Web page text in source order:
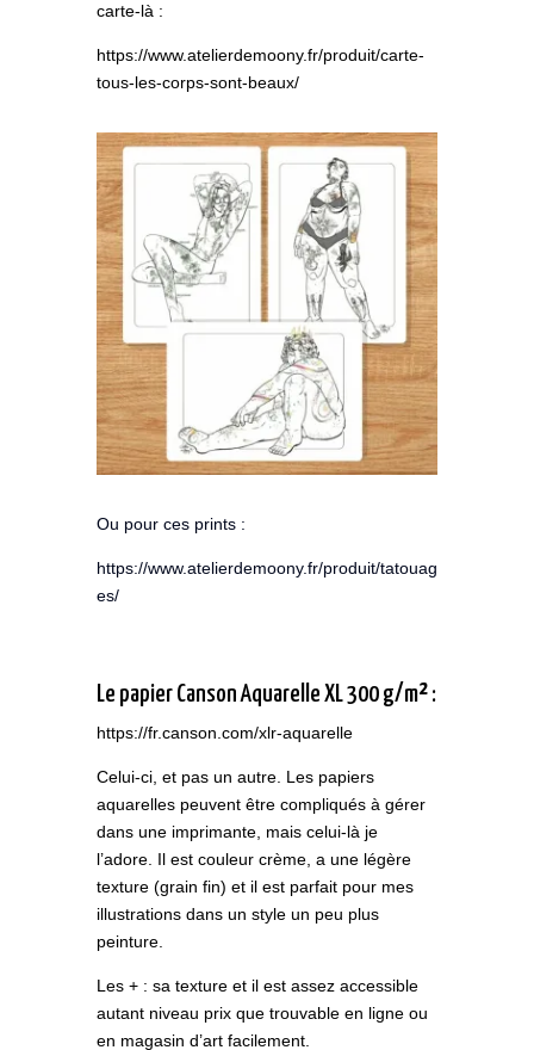
carte-là :
https://www.atelierdemoony.fr/produit/carte-
tous-les-corps-sont-beaux/
Ou pour ces prints :
https://www.atelierdemoony.fr/produit/tatouag
es/
Le papier Canson Aquarelle XL 300 g/m² :
https://fr.canson.com/xlr-aquarelle
Celui-ci, et pas un autre. Les papiers
aquarelles peuvent être compliqués à gérer
dans une imprimante, mais celui-là je
l’adore. Il est couleur crème, a une légère
texture (grain fin) et il est parfait pour mes
illustrations dans un style un peu plus
peinture.
Les + : sa texture et il est assez accessible
autant niveau prix que trouvable en ligne ou
en magasin d’art facilement.